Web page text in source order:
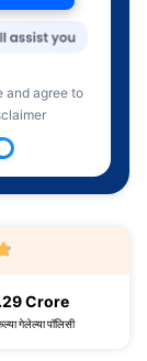
and agree to
Crore
गेलेल्या पॉलिसी